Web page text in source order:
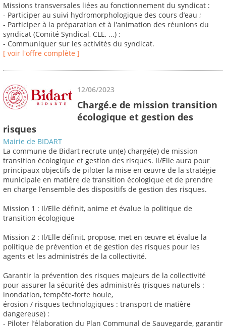
Missions transversales liées au fonctionnement du syndicat :
- Participer au suivi hydromorphologique des cours d’eau ;
- Participer à la préparation et à l'animation des réunions du
syndicat (Comité Syndical, CLE, ...) ;
- Communiquer sur les activités du syndicat.
[ voir l'offre complète ]
12/06/2023
Chargé.e de mission transition
écologique et gestion des
risques
Mairie de BIDART
La commune de Bidart recrute un(e) chargé(e) de mission
transition écologique et gestion des risques. Il/Elle aura pour
principaux objectifs de piloter la mise en œuvre de la stratégie
municipale en matière de transition écologique et de prendre
en charge l’ensemble des dispositifs de gestion des risques.
Mission 1 : Il/Elle définit, anime et évalue la politique de
transition écologique
Mission 2 : Il/Elle définit, propose, met en œuvre et évalue la
politique de prévention et de gestion des risques pour les
agents et les administrés de la collectivité.
Garantir la prévention des risques majeurs de la collectivité
pour assurer la sécurité des administrés (risques naturels :
inondation, tempête-forte houle,
érosion / risques technologiques : transport de matière
dangereuse) :
- Piloter l’élaboration du Plan Communal de Sauvegarde, garantir